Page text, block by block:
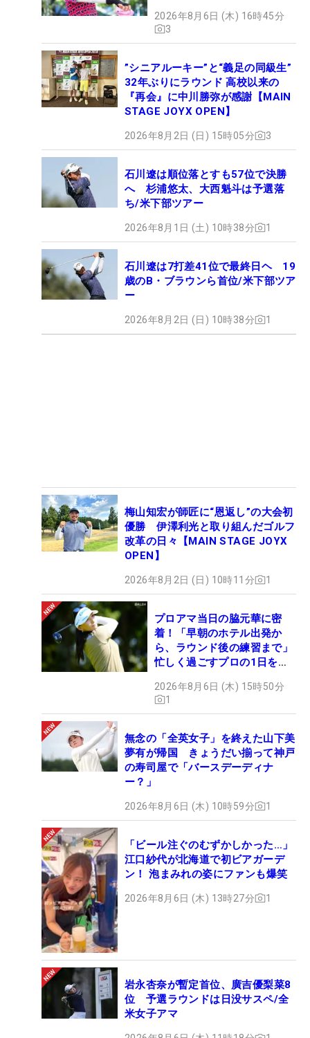
2026年8月6日 (木) 16時45分
3
”シニアルーキー”と“義足の同級生”
32年ぶりにラウンド 高校以来の
『再会』に中川勝弥が感謝【MAIN
STAGE JOYX OPEN】
2026年8月2日 (日) 15時05分 3
石川遼は順位落とすも57位で決勝
へ 杉浦悠太、大西魁斗は予選落
ち/米下部ツアー
2026年8月1日 (土) 10時38分 1
石川遼は7打差41位で最終日ヘ 19
歳のB・ブラウンら首位/米下部ツア
ー
2026年8月2日 (日) 10時38分 1
梅山知宏が師匠に“恩返し”の大会初
優勝 伊澤利光と取り組んだゴルフ
改革の日々【MAIN STAGE JOYX
OPEN】
2026年8月2日 (日) 10時11分 1
プロアマ当日の脇元華に密
着！「早朝のホテル出発か
ら、ラウンド後の練習まで」
忙しく過ごすプロの1日を公
2026年8月6日 (木) 15時50分
1
無念の「全英女子」を終えた山下美
夢有が帰国 きょうだい揃って神戸
の寿司屋で「バースデーディナ
ー？」
2026年8月6日 (木) 10時59分 1
「ビール注ぐのむずかしかった…」
江口紗代が北海道で初ビアガーデ
ン！ 泡まみれの姿にファンも爆笑
2026年8月6日 (木) 13時27分 1
岩永杏奈が暫定首位、廣吉優梨菜8
位 予選ラウンドは日没サスペ/全
米女子アマ